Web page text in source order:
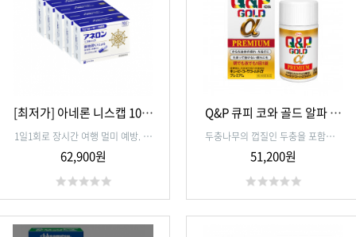
[최저가] 아네론 니스캡 10캡
슐 (5개세트)
1일1회로 장시간 여행 멀미 예방. 위
장에 직접 작용해 멀미에 탁월한 효
과를 발군합니다
62,900원
Q&P 큐피 코와 골드 알파 프
리미엄 280정
두충나무의 껍질인 두충을 포함한 5
종의 비타민을 함유해 기력회복,피로
회복,허약체질.육체피로,식욕부진 및
임신수유기에 영양을 공급해주는 피
51,200원